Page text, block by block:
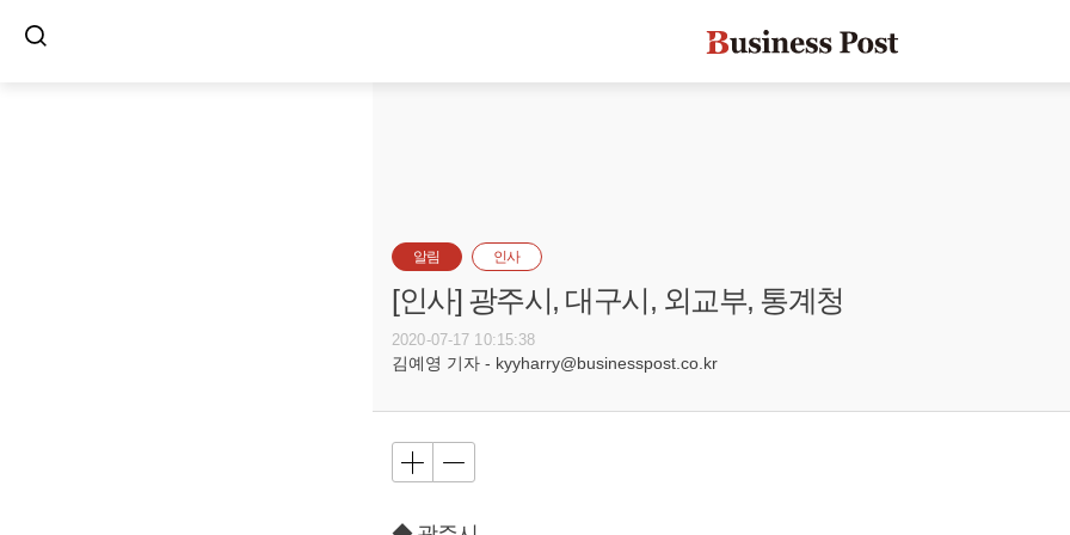
알림 인사
[인사] 광주시, 대구시, 외교부, 통계청
2020-07-17 10:15:38
김예영 기자 - kyyharry@businesspost.co.kr